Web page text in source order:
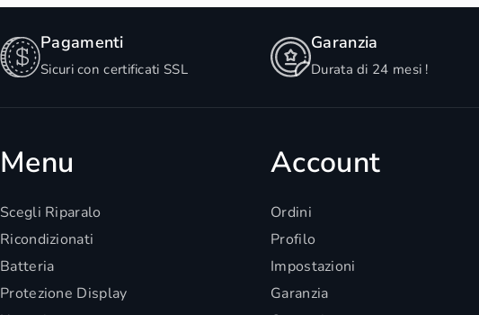
Pagamenti
Sicuri con certificati SSL
Garanzia
Durata di 24 mesi !
Menu
Scegli Riparalo
Ricondizionati
Batteria
Protezione Display
Account
Ordini
Profilo
Impostazioni
Garanzia